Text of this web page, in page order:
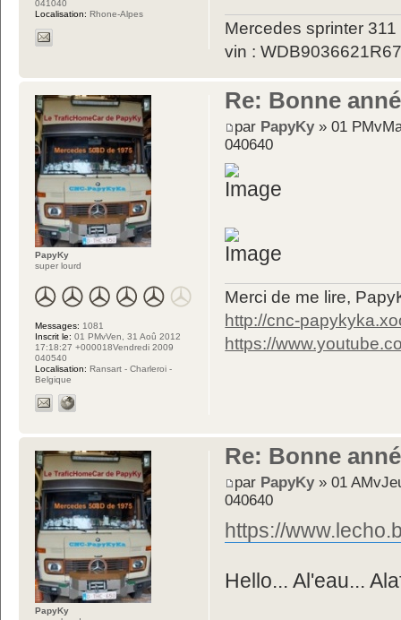
Mercedes sprinter
vin :
041040
Localisation: Rhone-Alpes
Re: Bonne
par PapyKy» 01
040640
Merci de me lire,
http://cnc-
https://
PapyKy
super lourd
Messages: 1081
Inscrit le: 01 PMvVen, 31 Aoû 2012
17:18:27 +000018Vendredi 2009
040540
Localisation: Ransart - Charleroi -
Belgique
Re: Bonne
par PapyKy» 01
040640
https://
Hello... Al'eau...
PapyKy